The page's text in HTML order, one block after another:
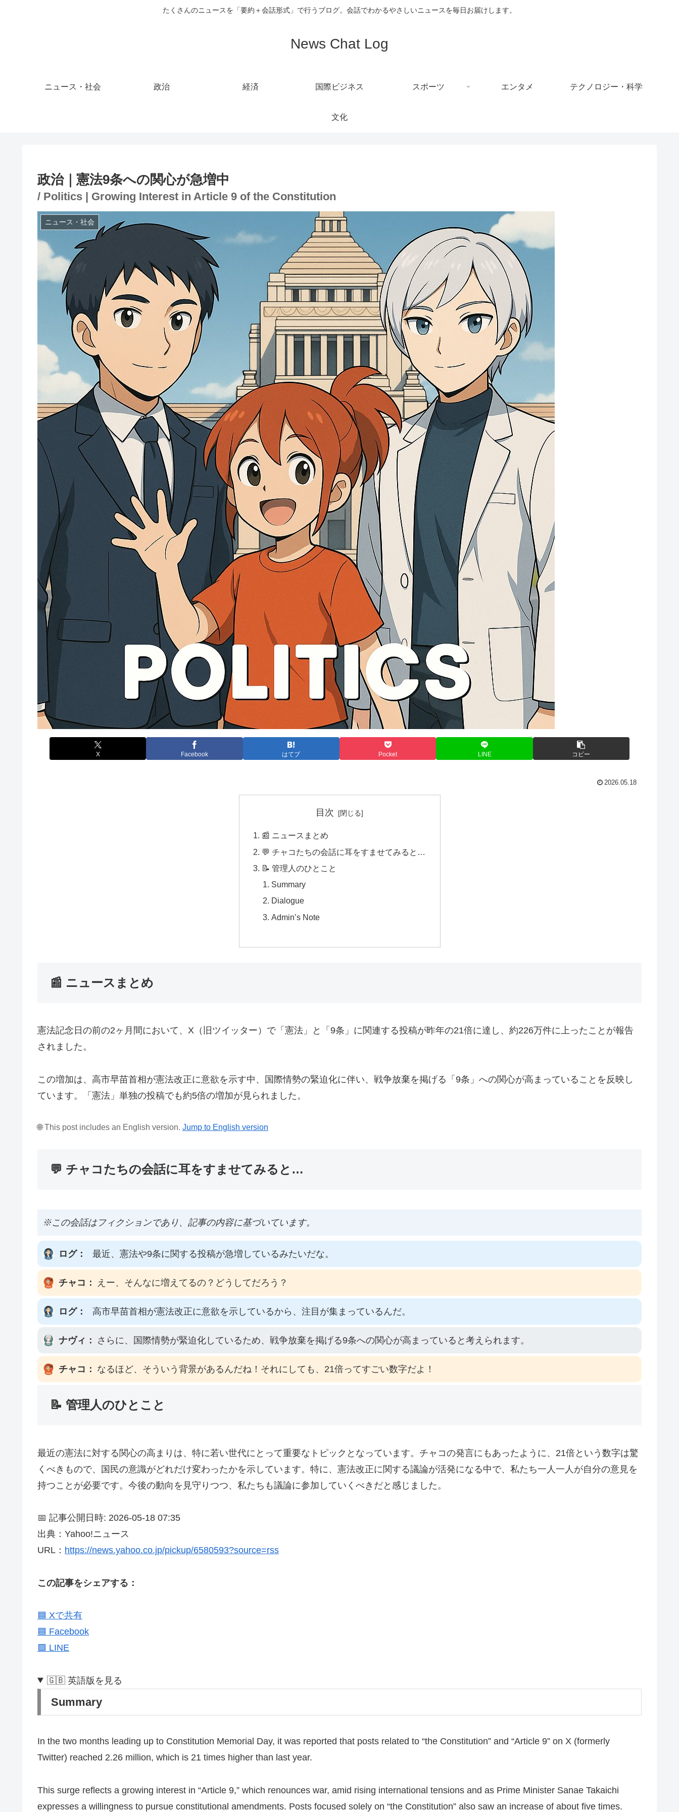
たくさんのニュースを「要約＋会話形式」で行うブログ。会話でわかるやさしいニュースを毎日お届けします。
News Chat Log
ニュース・社会 政治 経済 国際ビジネス スポーツ エンタメ テクノロジー・科学
文化
政治｜憲法9条への関心が急増中
/ Politics | Growing Interest in Article 9 of the Constitution
ニュース・社会
X Facebook はてブ Pocket LINE コピー
2026.05.18
目次
📰 ニュースまとめ
💬 チャコたちの会話に耳をすませてみると…
📝 管理人のひとこと
Summary
Dialogue
Admin’s Note
📰 ニュースまとめ
憲法記念日の前の2ヶ月間において、X（旧ツイッター）で「憲法」と「9条」に関連する投稿が昨年の21倍に達し、約226万件に上ったことが報告
されました。
この増加は、高市早苗首相が憲法改正に意欲を示す中、国際情勢の緊迫化に伴い、戦争放棄を掲げる「9条」への関心が高まっていることを反映し
ています。「憲法」単独の投稿でも約5倍の増加が見られました。
🌐 This post includes an English version. Jump to English version
💬 チャコたちの会話に耳をすませてみると…
※この会話はフィクションであり、記事の内容に基づいています。
ログ： 最近、憲法や9条に関する投稿が急増しているみたいだな。
チャコ： えー、そんなに増えてるの？どうしてだろう？
ログ： 高市早苗首相が憲法改正に意欲を示しているから、注目が集まっているんだ。
ナヴィ： さらに、国際情勢が緊迫化しているため、戦争放棄を掲げる9条への関心が高まっていると考えられます。
チャコ： なるほど、そういう背景があるんだね！それにしても、21倍ってすごい数字だよ！
📝 管理人のひとこと
最近の憲法に対する関心の高まりは、特に若い世代にとって重要なトピックとなっています。チャコの発言にもあったように、21倍という数字は驚
くべきもので、国民の意識がどれだけ変わったかを示しています。特に、憲法改正に関する議論が活発になる中で、私たち一人一人が自分の意見を
持つことが必要です。今後の動向を見守りつつ、私たちも議論に参加していくべきだと感じました。
📅 記事公開日時: 2026-05-18 07:35
出典：Yahoo!ニュース
URL： https://news.yahoo.co.jp/pickup/6580593?source=rss
この記事をシェアする：
🟦 Xで共有
🟦 Facebook
🟩 LINE
🇬🇧 英語版を見る
Summary
In the two months leading up to Constitution Memorial Day, it was reported that posts related to “the Constitution” and “Article 9” on X (formerly
Twitter) reached 2.26 million, which is 21 times higher than last year.
This surge reflects a growing interest in “Article 9,” which renounces war, amid rising international tensions and as Prime Minister Sanae Takaichi
expresses a willingness to pursue constitutional amendments. Posts focused solely on “the Constitution” also saw an increase of about five times.